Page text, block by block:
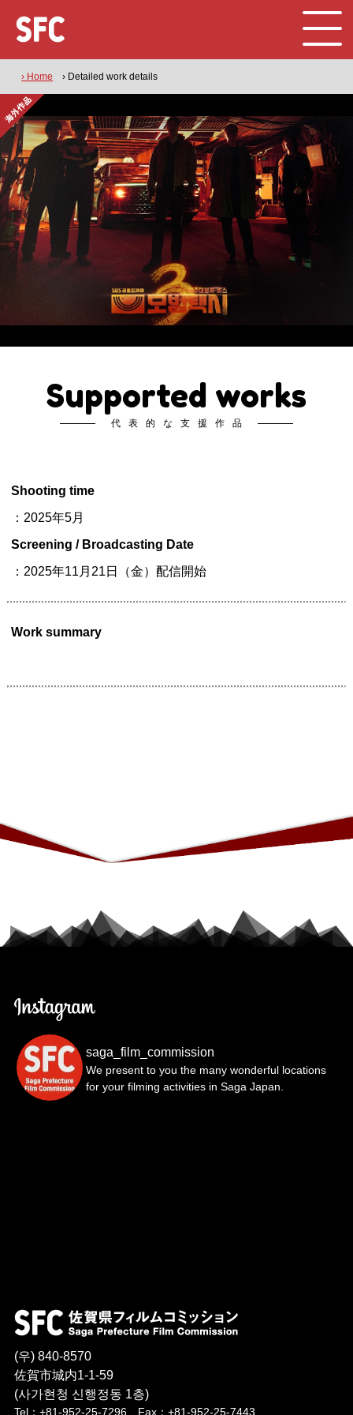
› Home › Detailed work details
Supported works
代表的な支援作品
Shooting time
：2025年5月
Screening / Broadcasting Date
：2025年11月21日（金）配信開始
Work summary
saga_film_commission
We present to you the many wonderful locations
for your filming activities in Saga Japan.
(우) 840-8570
佐賀市城内1-1-59
(사가현청 신행정동 1층)
Tel：+81-952-25-7296 Fax：+81-952-25-7443